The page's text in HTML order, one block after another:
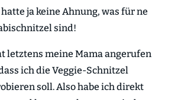
ja keine Ahnung, was für ne
sind!
letztens meine Mama angerufen
ich die Veggie-Schnitzel
soll. Also habe ich direkt